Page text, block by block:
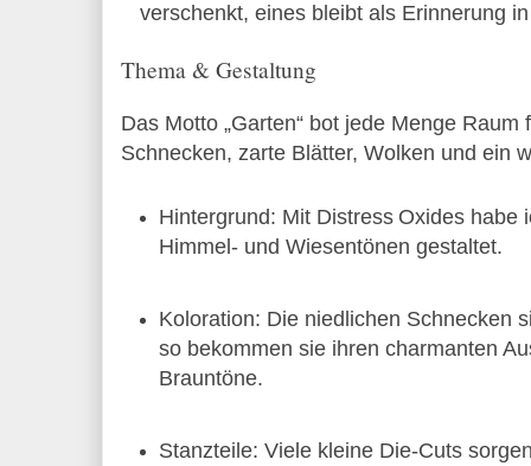
verschenkt, eines bleibt als Erinnerung
Thema & Gestaltung
Das Motto „Garten“ bot jede Menge
Schnecken, zarte Blätter, Wolken und ein
Hintergrund: Mit Distress Oxides
Himmel‑ und Wiesentönen gestaltet.
Koloration: Die niedlichen Schnecken
so bekommen sie ihren charmanten
Brauntöne.
Stanzteile: Viele kleine Die‑Cuts